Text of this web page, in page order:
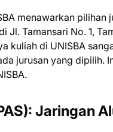
menawarkan
Jl. Tamansari No. 1,
kuliah di UNISBA
jurusan yang dipilih.
Jaringan